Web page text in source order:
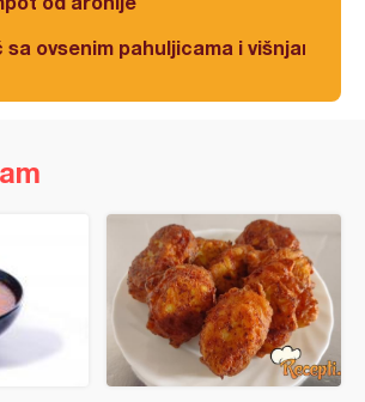
ovsenim pahuljicama i višnjama